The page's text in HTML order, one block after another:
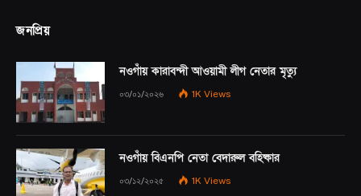
জনপ্রিয়
নওগাঁয় কারাবন্দী আওয়ামী লীগ নেতার মৃত্যু
০৩/০১/২০২৬ 1K Views
নওগাঁয় বিএনপি নেতা বেদারুল বহিষ্কার
০৩/১২/২০২৫ 1K Views